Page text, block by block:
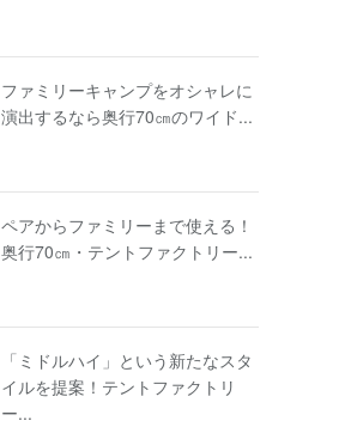
ファミリーキャンプをオシャレに
演出するなら奥行70㎝のワイド...
ペアからファミリーまで使える！
奥行70㎝・テントファクトリー...
「ミドルハイ」という新たなスタ
イルを提案！テントファクトリ
ー...